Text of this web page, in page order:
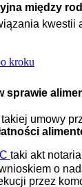
między
kwestii
kroku
sprawie
umowy
taki akt
o
przez